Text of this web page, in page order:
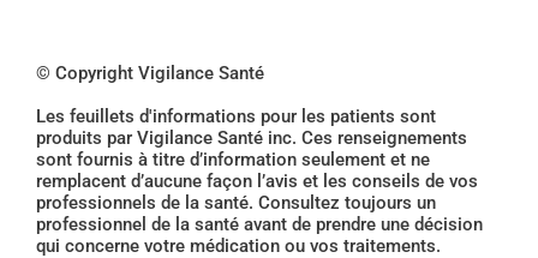
© Copyright Vigilance Santé
Les feuillets d'informations pour les patients sont
produits par Vigilance Santé inc. Ces renseignements
sont fournis à titre d’information seulement et ne
remplacent d’aucune façon l’avis et les conseils de vos
professionnels de la santé. Consultez toujours un
professionnel de la santé avant de prendre une décision
qui concerne votre médication ou vos traitements.